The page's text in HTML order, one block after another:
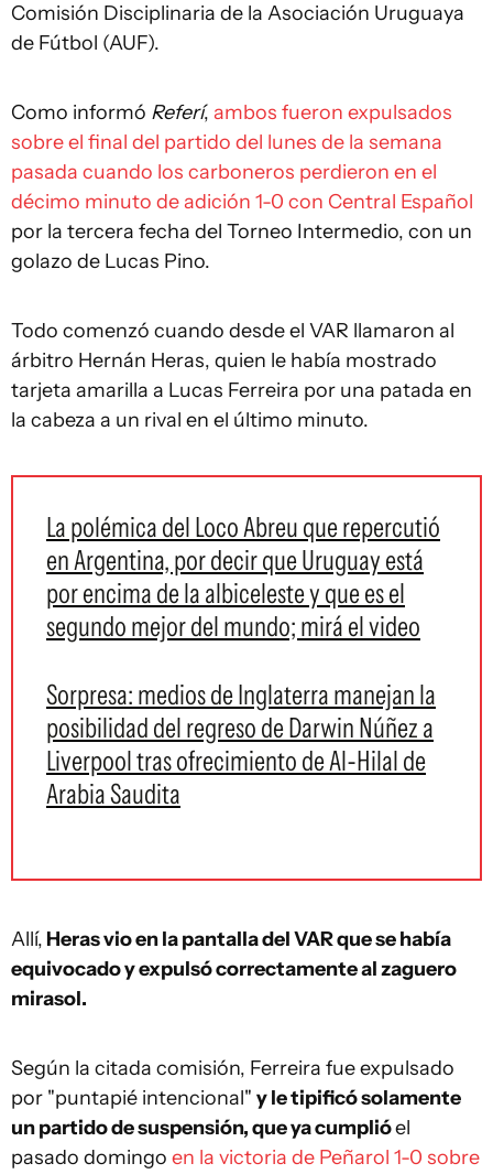
Comisión Disciplinaria de la Asociación Uruguaya
de Fútbol (AUF).
Como informó Referí, ambos fueron expulsados
sobre el final del partido del lunes de la semana
pasada cuando los carboneros perdieron en el
décimo minuto de adición 1-0 con Central Español
por la tercera fecha del Torneo Intermedio, con un
golazo de Lucas Pino.
Todo comenzó cuando desde el VAR llamaron al
árbitro Hernán Heras, quien le había mostrado
tarjeta amarilla a Lucas Ferreira por una patada en
la cabeza a un rival en el último minuto.
La polémica del Loco Abreu que repercutió
en Argentina, por decir que Uruguay está
por encima de la albiceleste y que es el
segundo mejor del mundo; mirá el video
Sorpresa: medios de Inglaterra manejan la
posibilidad del regreso de Darwin Núñez a
Liverpool tras ofrecimiento de Al-Hilal de
Arabia Saudita
Allí, Heras vio en la pantalla del VAR que se había
equivocado y expulsó correctamente al zaguero
mirasol.
Según la citada comisión, Ferreira fue expulsado
por "puntapié intencional" y le tipificó solamente
un partido de suspensión, que ya cumplióel
pasado domingo en la victoria de Peñarol 1-0 sobre